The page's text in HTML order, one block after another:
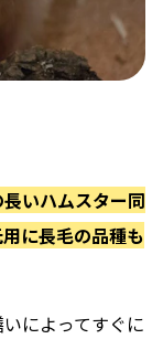
いハムスター同
に長毛の品種も
によってすぐに